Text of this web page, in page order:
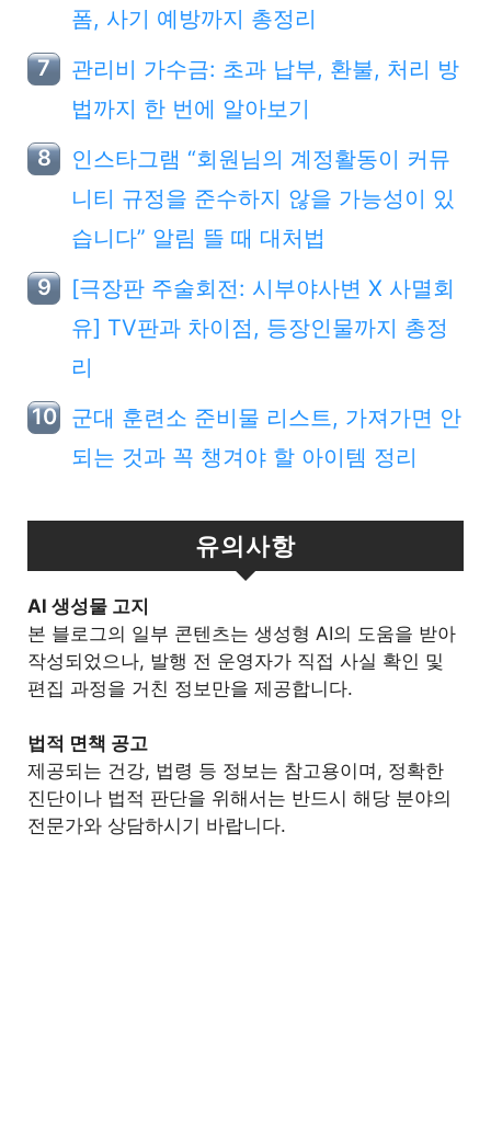
폼, 사기 예방까지 총정리
관리비 가수금: 초과 납부, 환불, 처리 방
법까지 한 번에 알아보기
인스타그램 “회원님의 계정활동이 커뮤
니티 규정을 준수하지 않을 가능성이 있
습니다” 알림 뜰 때 대처법
[극장판 주술회전: 시부야사변 X 사멸회
유] TV판과 차이점, 등장인물까지 총정
리
군대 훈련소 준비물 리스트, 가져가면 안
되는 것과 꼭 챙겨야 할 아이템 정리
유의사항
Al 생성물 고지
본 블로그의 일부 콘텐츠는 생성형 AI의 도움을 받아
작성되었으나, 발행 전 운영자가 직접 사실 확인 및
편집 과정을 거친 정보만을 제공합니다.
법적 면책 공고
제공되는 건강, 법령 등 정보는 참고용이며, 정확한
진단이나 법적 판단을 위해서는 반드시 해당 분야의
전문가와 상담하시기 바랍니다.